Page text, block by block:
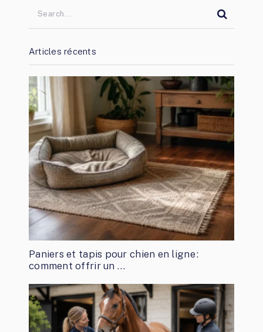
Articles récents
Paniers et tapis pour chien en ligne :
comment offrir un …